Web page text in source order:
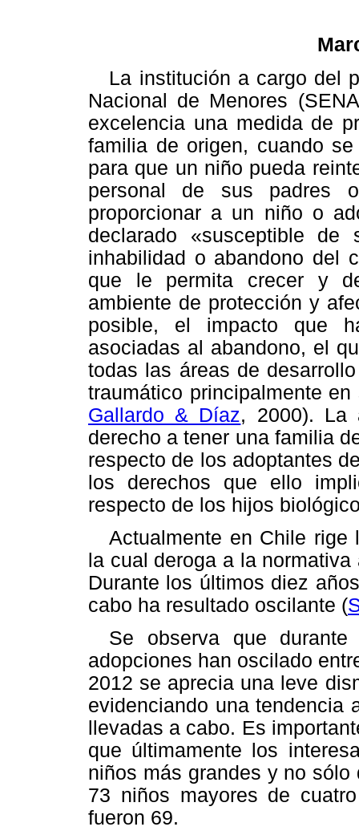
La institución a cargo del
Nacional de Menores
excelencia una medida de
familia de origen, cuando
para que un niño pueda
personal de sus padres
proporcionar a un niño o
declarado «susceptible
inhabilidad o abandono del
que le permita crecer y
ambiente de protección y
posible, el impacto que
asociadas al abandono, el
todas las áreas de
traumático principalmente
Gallardo & Díaz, 2000). La
derecho a tener una familia
respecto de los adoptantes
los derechos que ello
respecto de los hijos
Actualmente en Chile
la cual deroga a la
Durante los últimos diez
cabo ha resultado oscilante (
Se observa que
adopciones han oscilado
2012 se aprecia una leve
evidenciando una tendencia
llevadas a cabo. Es
que últimamente los
niños más grandes y no
73 niños mayores de
fueron 69.